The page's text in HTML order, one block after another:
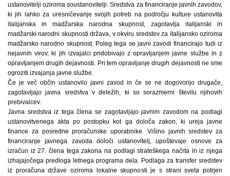
ustanovitelji oziroma soustanovitelji. Sredstva za financiranje javnih zavodov,
ki jih lahko za uresničevanje svojih potreb na področju kulture ustanovita
italijanska in madžarska narodna skupnost, zagotavlja italijanski in
madžarski narodni skupnosti država, v okviru sredstev za italijansko oziroma
madžarsko narodno skupnost. Poleg tega se javni zavodi financirajo tudi iz
nejavnih virov, ki jih izvajalci pridobivajo z opravljanjem javne službe in z
opravljanjem drugih dejavnosti. Pri tem opravljanje drugih dejavnosti ne sme
ogroziti izvajanja javne službe.
Če je več občin ustanovilo javni zavod in če se ne dogovorijo drugače,
zagotavljajo javna sredstva v deležih, ki so sorazmerni številu njihovih
prebivalcev.
Javna sredstva iz tega člena se zagotavljajo javnim zavodom na podlagi
ustanovitvenega akta po postopku kot ga določa zakon, ki ureja javne
finance za posredne proračunske uporabnike. Višino javnih sredstev za
financiranje javnega zavoda določi ustanovitelj, upoštevaje osnove za
izračun iz 27. člena tega zakona na podlagi strateškega načrta in iz njega
izhajajočega predloga letnega programa dela. Podlaga za transfer sredstev
iz proračuna države oziroma lokalne skupnosti je s strani sveta potrjen